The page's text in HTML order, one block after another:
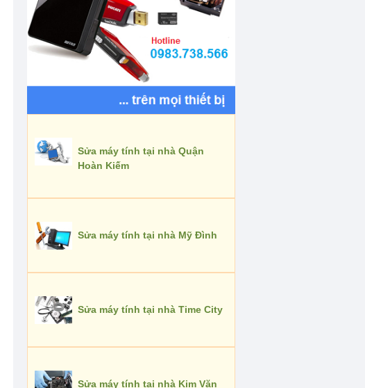
Sửa máy tính tại nhà Quận
Hoàn Kiếm
Sửa máy tính tại nhà Mỹ Đình
Sửa máy tính tại nhà Time City
Sửa máy tính tại nhà Kim Văn